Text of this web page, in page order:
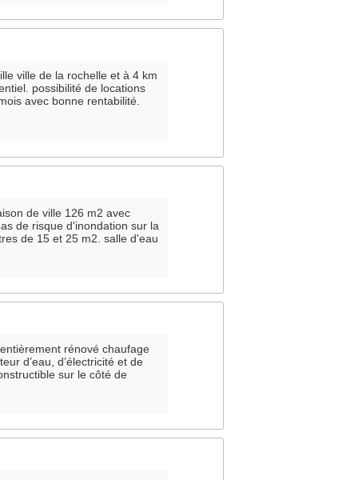
ville de la rochelle et à 4 km
possibilité de locations
avec bonne rentabilité.
de ville 126 m2 avec
de risque d'inondation sur la
de 15 et 25 m2. salle d'eau
rénové chaufage
d’eau, d’électricité et de
sur le côté de